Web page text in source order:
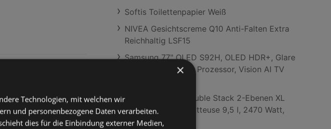
Softis Toilettenpapier Weiß
NIVEA Gesichtscreme Q10 Anti-Falten Extra
Reichhaltig LSF15
Samsung 77" OLED S92H, OLED HDR+, Glare
Free, NQ4 AI Gen3 Prozessor, Vision AI TV
Ninja SL400EU Double Stack 2-Ebenen XL
Airfryer Heissluftfritteuse 9,5 l, 2470 Watt,
Grau
×
Technologien, mit welchen wir
und personenbezogene Daten verarbeiten.
dies für die Einbindung externer Medien,